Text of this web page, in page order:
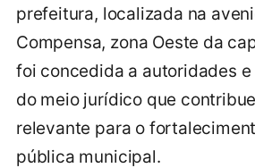
prefeitura, localizada na
Compensa, zona Oeste da
foi concedida a autoridades
do meio jurídico que
relevante para o
pública municipal.